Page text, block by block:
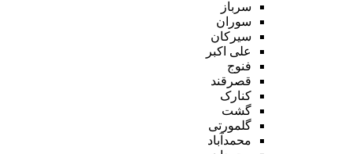
سرباز
سوران
سیرکان
علی اکبر
فنوج
قصرقند
کنارک
گشت
گلمورتی
محمدآباد